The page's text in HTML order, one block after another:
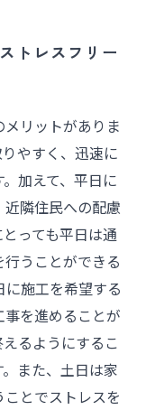
トレスフリー
リットがありま
やすく、迅速に
加えて、平日に
隣住民への配慮
っても平日は通
うことができる
に施工を希望する
を進めることが
るようにするこ
また、土日は家
とでストレスを